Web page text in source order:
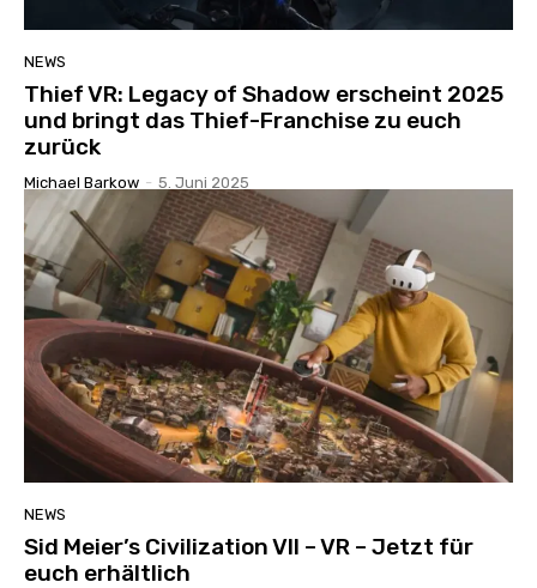
NEWS
Thief VR: Legacy of Shadow erscheint 2025
und bringt das Thief-Franchise zu euch
zurück
Michael Barkow - 5. Juni 2025
NEWS
Sid Meier’s Civilization VII – VR – Jetzt für
euch erhältlich